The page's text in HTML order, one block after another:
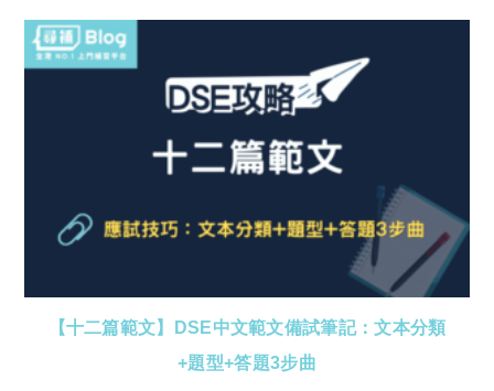
【十二篇範文】DSE中文範文備試筆記：文本分類
+題型+答題3步曲